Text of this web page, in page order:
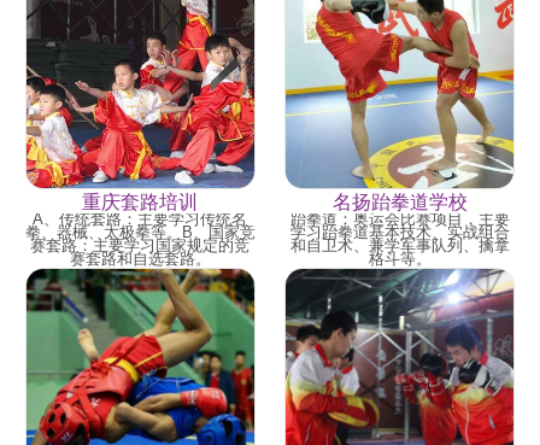
重庆套路培训
A、传统套路：主要学习传统名
拳、器械、太极拳等。B、国家竞
赛套路：主要学习国家规定的竞
赛套路和自选套路。
名扬跆拳道学校
跆拳道：奥运会比赛项目，主要
学习跆拳道基本技术、实战组合
和自卫术、兼学军事队列、擒拿
格斗等。